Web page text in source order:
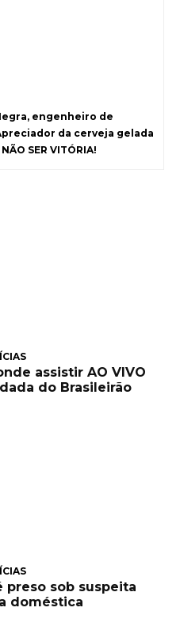
engenheiro de
da cerveja gelada
SER VITÓRIA!
assistir AO VIVO
do Brasileirão
preso sob suspeita
doméstica